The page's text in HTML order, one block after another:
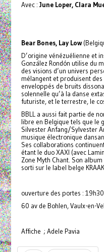
Avec : June Loper, Clara
Bear Bones, Lay Low
D’origine vénézuélienne et
González Rondón utilise du
des visions d’un univers
mélangent et produisent
enveloppés de bruits
solennelle qu’à la danse
futuriste, et le terrestre, le
BBLL a aussi fait partie de
libre en Belgique tels que le
Silvester Anfang/Sylvester
musique électronique
Ses collaborations
étant le duo XAXI (avec
Zone Myth Chant. Son
sorti sur le label belge
ouverture des portes : 19h30
60 av de Bohlen, Vaulx-en-
Affiche ; Adele Pavia